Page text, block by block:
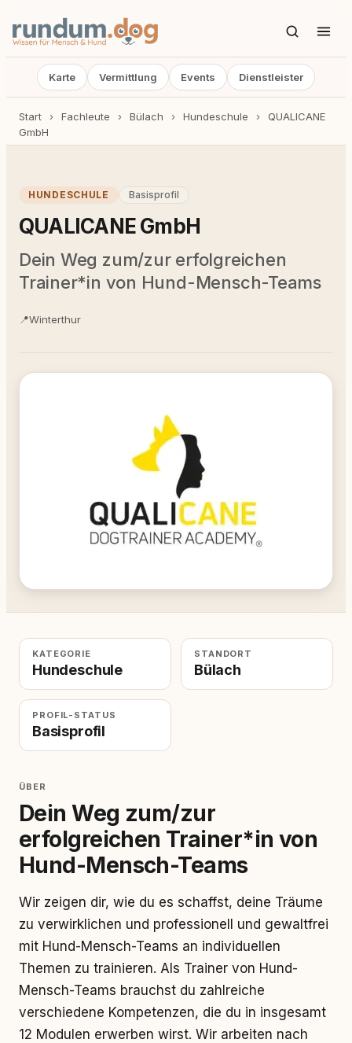
Karte Vermittlung Events Dienstleister
Start › Fachleute › Bülach › Hundeschule ›
QUALICANE
GmbH
HUNDESCHULE Basisprofil
QUALICANE GmbH
Dein Weg zum/zur erfolgreichen
Trainer*in von Hund-Mensch-Teams
📍Winterthur
KATEGORIE
Hundeschule
STANDORT
Bülach
PROFIL-STATUS
Basisprofil
ÜBER
Dein Weg zum/zur
erfolgreichen Trainer*in von
Hund-Mensch-Teams
Wir zeigen dir, wie du es schaffst, deine Träume
zu verwirklichen und professionell und gewaltfrei
mit Hund-Mensch-Teams an individuellen
Themen zu trainieren. Als Trainer von Hund-
Mensch-Teams brauchst du zahlreiche
verschiedene Kompetenzen, die du in insgesamt
12 Modulen erwerben wirst. Wir arbeiten nach